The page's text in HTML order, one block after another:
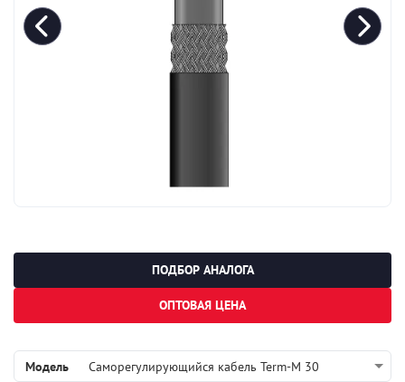
Модель Саморегулирующийся кабель Term-M 30
ПОДБОР АНАЛОГА
ОПТОВАЯ ЦЕНА